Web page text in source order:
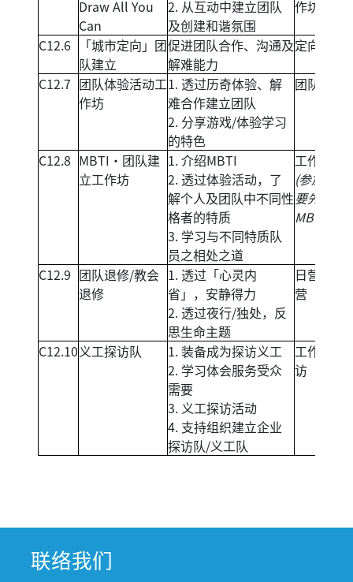
Draw All You
Can
2. 从互动中建立团队
及创建和谐氛围
作坊
C12.6
「城市定向」团
队建立
促进团队合作、沟通及
解难能力
定向活动
C12.7 团队体验活动工
作坊
1. 透过历奇体验、解
难合作建立团队
2. 分享游戏/体验学习
的特色
团队历奇
C12.8 MBTI‧团队建
立工作坊
1. 介绍MBTI
2. 透过体验活动，了
解个人及团队中不同性
格者的特质
3. 学习与不同特质队
员之相处之道
工作坊
(参加者需
要先完成
MBTI
C12.9 团队退修/教会
退修
1. 透过「心灵内
省」，安静得力
2. 透过夜行/独处，反
思生命主题
日营/黄昏
营
C12.10义工探访队
1. 装备成为探访义工
2. 学习体会服务受众
需要
3. 义工探访活动
4. 支持组织建立企业
探访队/义工队
工作坊+探
访
联络我们